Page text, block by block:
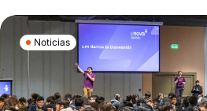
Noticias